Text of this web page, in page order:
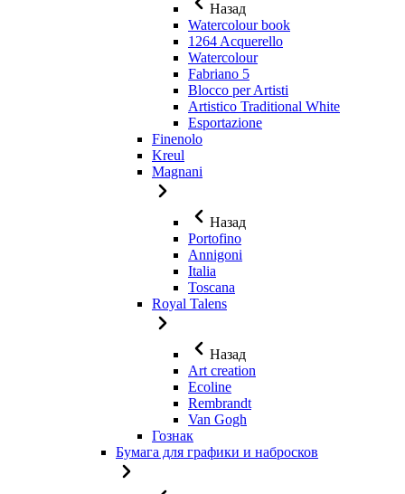
Назад
Watercolour book
1264 Acquerello
Watercolour
Fabriano 5
Blocco per Artisti
Artistico Traditional White
Esportazione
Finenolo
Kreul
Magnani
Назад
Portofino
Annigoni
Italia
Toscana
Royal Talens
Назад
Art creation
Ecoline
Rembrandt
Van Gogh
Гознак
Бумага для графики и набросков